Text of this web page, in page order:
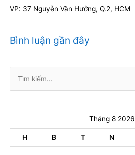
VP: 37 Nguyễn Văn Hưởng, Q.2, HCM
Bình luận gần đây
kiếm:
Tháng 8 2026
H B T N